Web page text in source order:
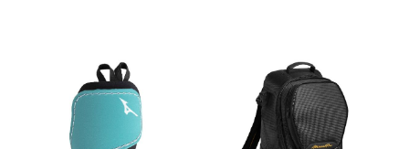
ジュニア／キッズ